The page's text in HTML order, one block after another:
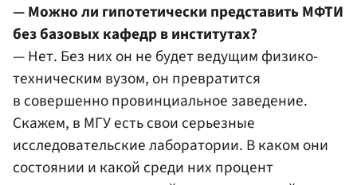
— Можно ли гипотетически представить МФТИ
без базовых кафедр в институтах?
— Нет. Без них он не будет ведущим физико-
техническим вузом, он превратится
в совершенно провинциальное заведение.
Скажем, в МГУ есть свои серьезные
исследовательские лаборатории. В каком они
состоянии и какой среди них процент